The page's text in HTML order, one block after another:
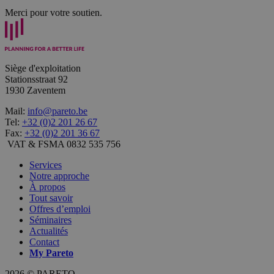
Merci pour votre soutien.
Siège d'exploitation
Stationsstraat 92
1930 Zaventem
Mail: info@pareto.be
Tel: +32 (0)2 201 26 67
Fax: +32 (0)2 201 36 67
VAT & FSMA 0832 535 756
Services
Notre approche
À propos
Tout savoir
Offres d’emploi
Séminaires
Actualités
Contact
My Pareto